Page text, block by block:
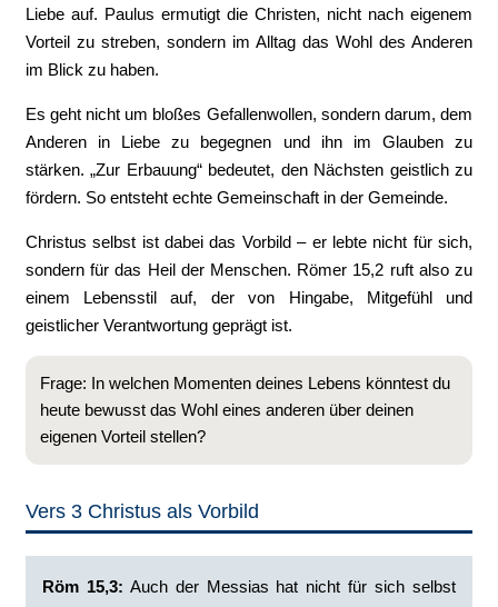
Liebe auf. Paulus ermutigt die Christen, nicht nach eigenem
Vorteil zu streben, sondern im Alltag das Wohl des Anderen
im Blick zu haben.
Es geht nicht um bloßes Gefallenwollen, sondern darum, dem
Anderen in Liebe zu begegnen und ihn im Glauben zu
stärken. „Zur Erbauung“ bedeutet, den Nächsten geistlich zu
fördern. So entsteht echte Gemeinschaft in der Gemeinde.
Christus selbst ist dabei das Vorbild – er lebte nicht für sich,
sondern für das Heil der Menschen. Römer 15,2 ruft also zu
einem Lebensstil auf, der von Hingabe, Mitgefühl und
geistlicher Verantwortung geprägt ist.
Frage: In welchen Momenten deines Lebens könntest du
heute bewusst das Wohl eines anderen über deinen
eigenen Vorteil stellen?
Vers 3 Christus als Vorbild
Röm 15,3: ‭Auch der Messias hat nicht für sich selbst